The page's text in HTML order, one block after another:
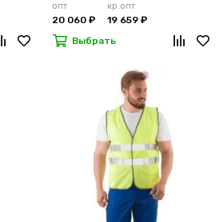
опт
20 060 ₽
кр.опт
19 659 ₽
Выбрать